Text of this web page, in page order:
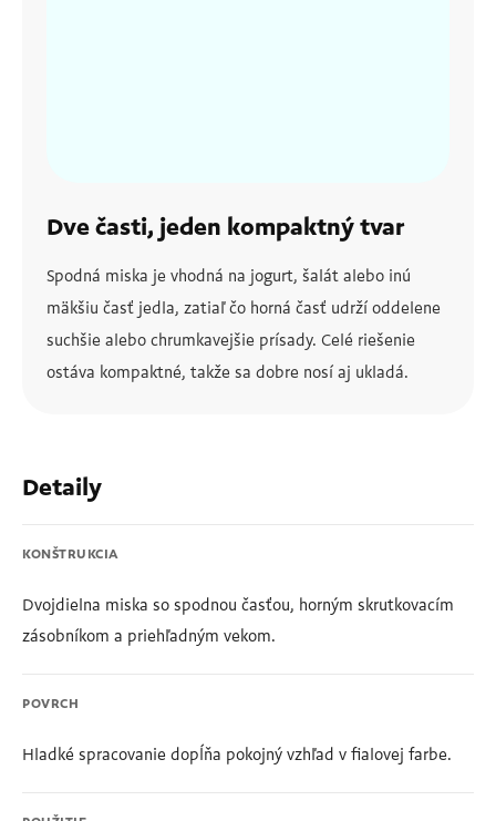
Dve časti, jeden kompaktný tvar
Spodná miska je vhodná na jogurt, šalát alebo inú
mäkšiu časť jedla, zatiaľ čo horná časť udrží oddelene
suchšie alebo chrumkavejšie prísady. Celé riešenie
ostáva kompaktné, takže sa dobre nosí aj ukladá.
Detaily
KONŠTRUKCIA
Dvojdielna miska so spodnou časťou, horným skrutkovacím
zásobníkom a priehľadným vekom.
POVRCH
Hladké spracovanie dopĺňa pokojný vzhľad v fialovej farbe.